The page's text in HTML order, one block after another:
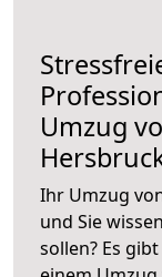
Umzug
Ihr Umzug
und Sie
sollen? Es